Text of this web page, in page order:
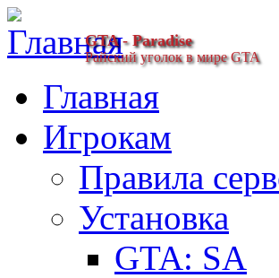
GTA - Paradise
Райский уголок в мире GTA
Главная
Игрокам
Правила
Установка
GTA: SA